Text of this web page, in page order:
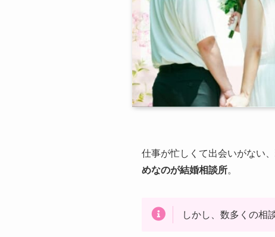
仕事が忙しくて出会いがない
めなのが結婚相談所。
しかし、数多くの相